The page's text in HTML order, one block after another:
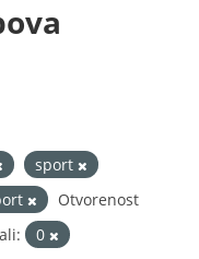
sport
Otvorenost
0